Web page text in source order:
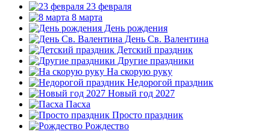
23 февраля
8 марта
День рождения
День Св. Валентина
Детский праздник
Другие праздники
На скорую руку
Недорогой праздник
Новый год 2027
Пасха
Просто праздник
Рождество